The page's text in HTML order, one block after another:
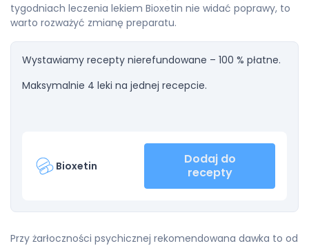
tygodniach leczenia lekiem Bioxetin nie widać poprawy, to
warto rozważyć zmianę preparatu.
Wystawiamy recepty nierefundowane – 100 % płatne.
Maksymalnie 4 leki na jednej recepcie.
Bioxetin
Dodaj do
recepty
Przy żarłoczności psychicznej rekomendowana dawka to od